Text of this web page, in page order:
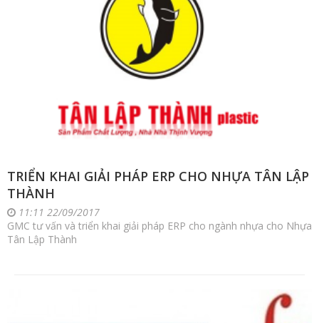
TRIỂN KHAI GIẢI PHÁP ERP CHO NHỰA TÂN LẬP
THÀNH
11:11 22/09/2017
GMC tư vấn và triển khai giải pháp ERP cho ngành nhựa cho Nhựa
Tân Lập Thành